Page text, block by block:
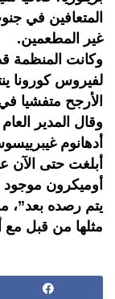
المتعافين في
غير المطعمين.
وكانت المنظمة
لفيروس كورونا
الأرجح متفشيا
وقال المدير
أبلغت حتى الآن
أوميكرون
يتم رصده بعد”،
مثلها من قبل مع